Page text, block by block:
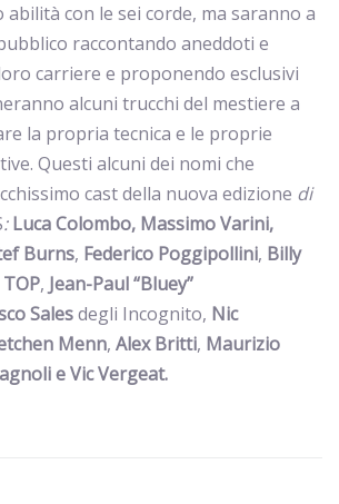
con le sei corde, ma saranno a
raccontando aneddoti e
carriere e proponendo esclusivi
alcuni trucchi del mestiere a
la propria tecnica e le proprie
Questi alcuni dei nomi che
cast della nuova edizione di
:Luca Colombo, Massimo Varini,
Burns, Federico Poggipollini, Billy
, Jean-Paul “Bluey”
Salesdegli Incognito, Nic
Menn, Alex Britti, Maurizio
e Vic Vergeat.